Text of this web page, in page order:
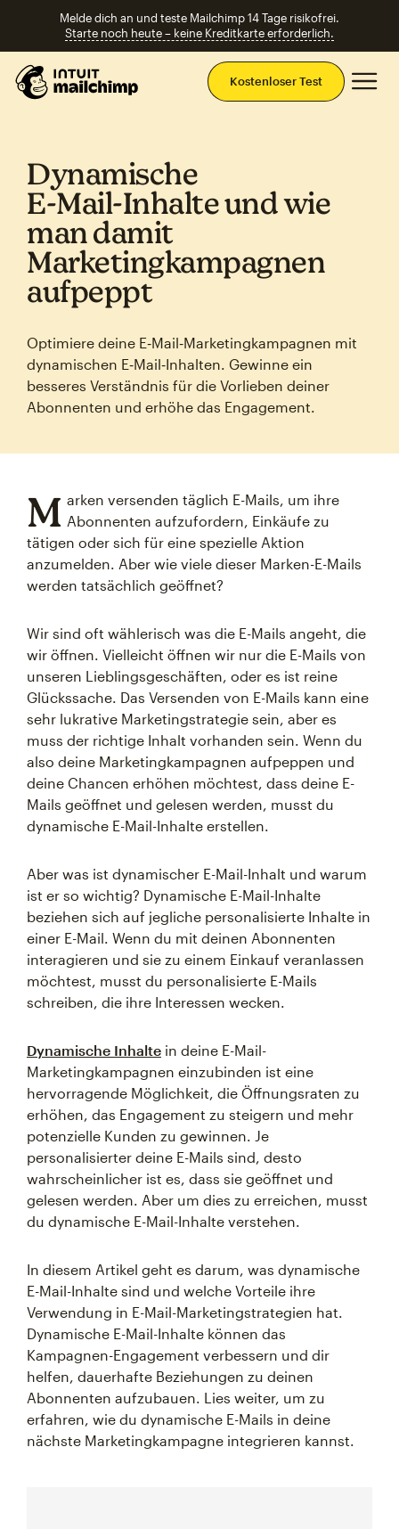
Melde dich an und teste Mailchimp 14 Tage risikofrei.
Starte noch heute – keine Kreditkarte erforderlich.
Kostenloser Test
Dynamische
E‑Mail‑Inhalte und wie
man damit
Marketingkampagnen
aufpeppt
Optimiere deine E‑Mail‑Marketingkampagnen mit
dynamischen E‑Mail‑Inhalten. Gewinne ein
besseres Verständnis für die Vorlieben deiner
Abonnenten und erhöhe das Engagement.
M arken versenden täglich E-Mails, um ihre
Abonnenten aufzufordern, Einkäufe zu
tätigen oder sich für eine spezielle Aktion
anzumelden. Aber wie viele dieser Marken-E-Mails
werden tatsächlich geöffnet?
Wir sind oft wählerisch was die E-Mails angeht, die
wir öffnen. Vielleicht öffnen wir nur die E-Mails von
unseren Lieblingsgeschäften, oder es ist reine
Glückssache. Das Versenden von E-Mails kann eine
sehr lukrative Marketingstrategie sein, aber es
muss der richtige Inhalt vorhanden sein. Wenn du
also deine Marketingkampagnen aufpeppen und
deine Chancen erhöhen möchtest, dass deine E-
Mails geöffnet und gelesen werden, musst du
dynamische E-Mail-Inhalte erstellen.
Aber was ist dynamischer E-Mail-Inhalt und warum
ist er so wichtig? Dynamische E-Mail-Inhalte
beziehen sich auf jegliche personalisierte Inhalte in
einer E-Mail. Wenn du mit deinen Abonnenten
interagieren und sie zu einem Einkauf veranlassen
möchtest, musst du personalisierte E-Mails
schreiben, die ihre Interessen wecken.
Dynamische Inhalte in deine E-Mail-
Marketingkampagnen einzubinden ist eine
hervorragende Möglichkeit, die Öffnungsraten zu
erhöhen, das Engagement zu steigern und mehr
potenzielle Kunden zu gewinnen. Je
personalisierter deine E-Mails sind, desto
wahrscheinlicher ist es, dass sie geöffnet und
gelesen werden. Aber um dies zu erreichen, musst
du dynamische E-Mail-Inhalte verstehen.
In diesem Artikel geht es darum, was dynamische
E-Mail-Inhalte sind und welche Vorteile ihre
Verwendung in E-Mail-Marketingstrategien hat.
Dynamische E-Mail-Inhalte können das
Kampagnen-Engagement verbessern und dir
helfen, dauerhafte Beziehungen zu deinen
Abonnenten aufzubauen. Lies weiter, um zu
erfahren, wie du dynamische E-Mails in deine
nächste Marketingkampagne integrieren kannst.